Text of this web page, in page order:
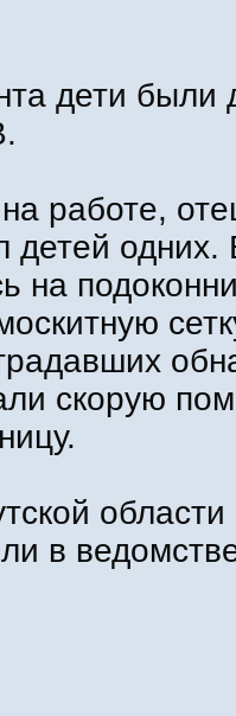
дети были
работе,
детей одних.
на
скорую
в